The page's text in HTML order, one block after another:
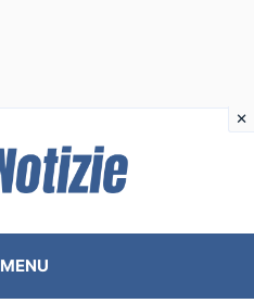
MENU